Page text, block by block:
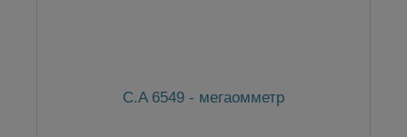
C.A 6549 - мегаомметр